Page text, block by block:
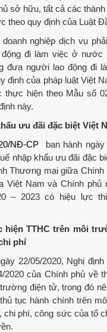
sở hữu, tất cả các
theo quy định của Luật
doanh nghiệp dịch vụ
đi làm việc ở nước
đưa người lao động đi
định của pháp luật Việt
thực hiện theo Mẫu số
này.
ưu đãi đặc biệt Việt
NĐ-CPban hành ngày
nhập khẩu ưu đãi đặc
Thương mại giữa
Việt Nam và Chính phủ
– 2023 có hiệu lực
hiện TTHC trên môi
phí
22/05/2020, Nghị định
2020 của Chính phủ về
điện tử, trong đó
tục hành chính trên
chi phí, công sức của tổ